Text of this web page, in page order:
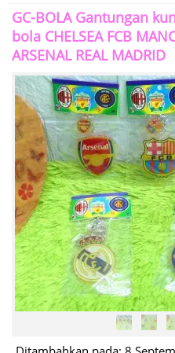
GC-BOLA Gantungan
bola CHELSEA FCB
ARSENAL REAL MADRID